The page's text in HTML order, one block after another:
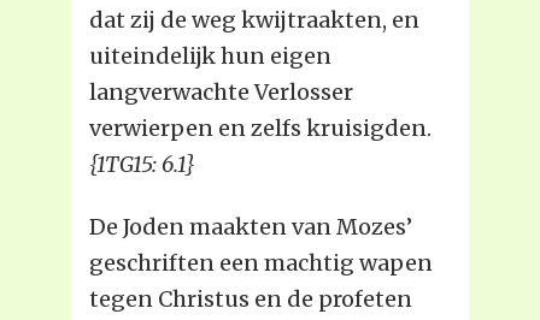
dat zij de weg kwijtraakten, en
uiteindelijk hun eigen
langverwachte Verlosser
verwierpen en zelfs kruisigden.
{1TG15: 6.1}
De Joden maakten van Mozes’
geschriften een machtig wapen
tegen Christus en de profeten